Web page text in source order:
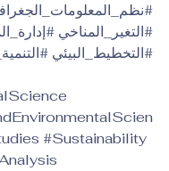
#التغير_المناخي
#التخطيط_البيئي
#Sustainability